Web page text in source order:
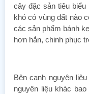
cây đặc sản tiêu
khó có vùng đất nào
các sản phẩm bánh
hơn hẳn, chinh phục
Bên cạnh nguyên
nguyên liệu khác